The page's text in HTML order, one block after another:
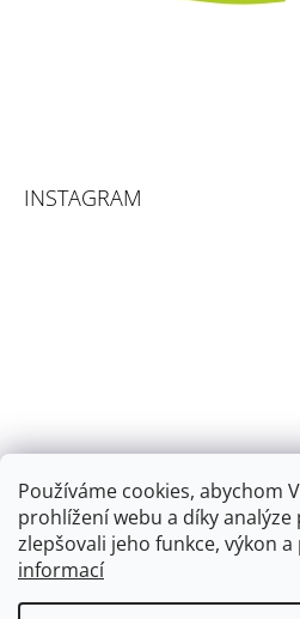
Používáme cookies, abychom
prohlížení webu a díky
zlepšovali jeho funkce, výkon
informací
INSTAGRAM
Sledovat na